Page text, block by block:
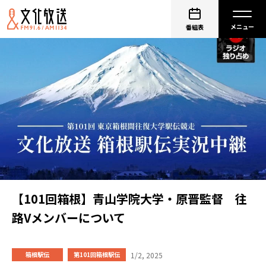
番組表
【101回箱根】青山学院大学・原晋監督 往
路Vメンバーについて
箱根駅伝 第101回箱根駅伝 1/2, 2025